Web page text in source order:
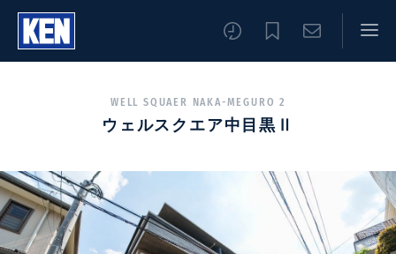
WELL SQUAER NAKA-MEGURO 2
ウェルスクエア中目黒Ⅱ